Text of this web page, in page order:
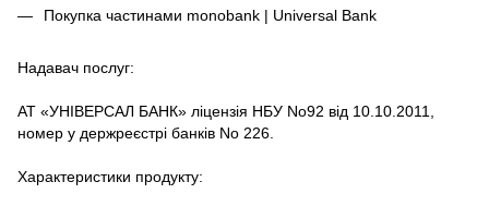
Покупка частинами monobank | Universal Bank
Надавач послуг:
АТ «УНІВЕРСАЛ БАНК» ліцензія НБУ No92 від 10.10.2011,
номер у держреєстрі банків No 226.
Характеристики продукту: